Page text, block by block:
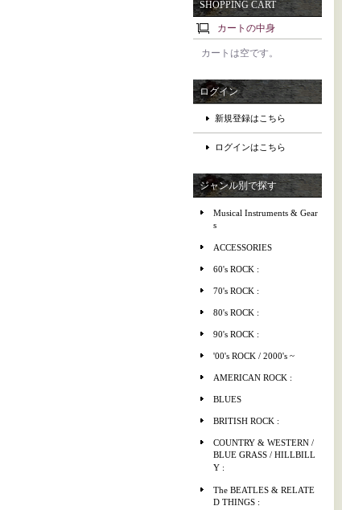
SHOPPING CART
カートの中身
カートは空です。
ログイン
新規登録はこちら
ログインはこちら
ジャンル別で探す
Musical Instruments & Gear
s
ACCESSORIES
60's ROCK :
70's ROCK :
80's ROCK :
90's ROCK :
'00's ROCK / 2000's ~
AMERICAN ROCK :
BLUES
BRITISH ROCK :
COUNTRY & WESTERN /
BLUE GRASS / HILLBILL
Y :
The BEATLES & RELATE
D THINGS :